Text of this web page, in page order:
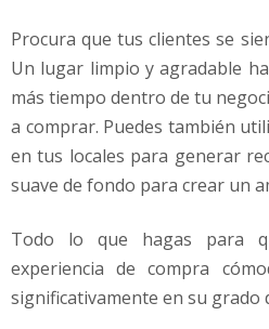
Procura que tus clientes se
Un lugar limpio y agradable
más tiempo dentro de tu
a comprar. Puedes también
en tus locales para generar
suave de fondo para crear un
Todo lo que hagas para
experiencia de compra
significativamente en su grado